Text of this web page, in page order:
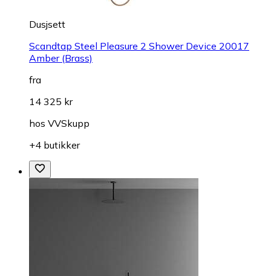
Dusjsett
Scandtap Steel Pleasure 2 Shower Device 20017
Amber (Brass)
fra
14 325 kr
hos VVSkupp
+4 butikker